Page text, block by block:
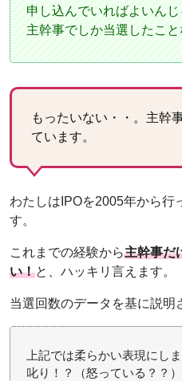
申し込んでいればよいんじ
主幹事でしか当選したこと
もったいない・・。主幹
ています。
わたしはIPOを2005年から行
す。
これまでの経験から主幹事だ
い！と、ハッキリ言えます。
当選回数のデータを基に説明
上記では柔らかい表現にし
叱り！？（怒っている？？